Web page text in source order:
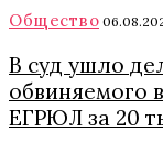
Общество
В суд ушло
обвиняемого
ЕГРЮЛ за 20